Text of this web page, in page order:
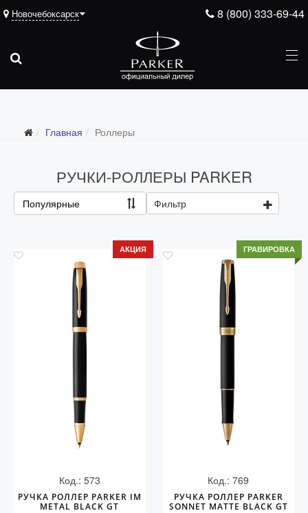
8 (800) 333-69-44
Новочебоксарск
Главная Роллеры
РУЧКИ-РОЛЛЕРЫ PARKER
Популярные Фильтр
АКЦИЯ
Код.: 573
РУЧКА РОЛЛЕР PARKER IM
METAL BLACK GT
ГРАВИРОВКА
Код.: 769
РУЧКА РОЛЛЕР PARKER
SONNET MATTE BLACK GT